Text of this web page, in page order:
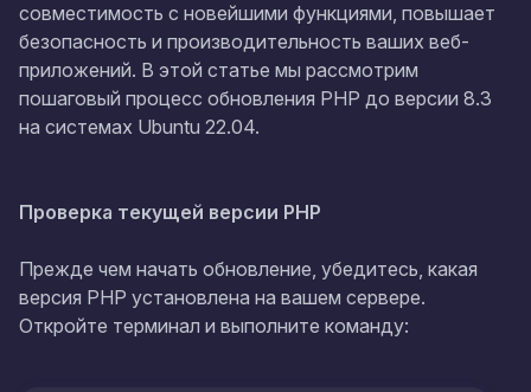
совместимость с новейшими функциями, повышает
безопасность и производительность ваших веб-
приложений. В этой статье мы рассмотрим
пошаговый процесс обновления PHP до версии 8.3
на системах Ubuntu 22.04.
Проверка текущей версии PHP
Прежде чем начать обновление, убедитесь, какая
версия PHP установлена на вашем сервере.
Откройте терминал и выполните команду: